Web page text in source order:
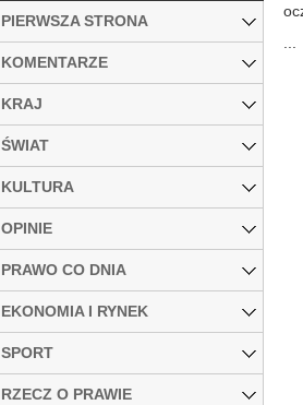
PIERWSZA STRONA
KOMENTARZE
KRAJ
ŚWIAT
KULTURA
OPINIE
PRAWO CO DNIA
EKONOMIA I RYNEK
SPORT
RZECZ O PRAWIE